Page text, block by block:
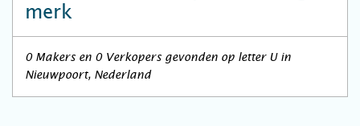
merk
0 Makers en 0 Verkopers gevonden op letter U in
Nieuwpoort, Nederland